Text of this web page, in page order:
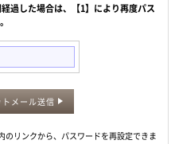
過した場合は、【1】により再度パス
メール送信
リンクから、パスワードを再設定できま